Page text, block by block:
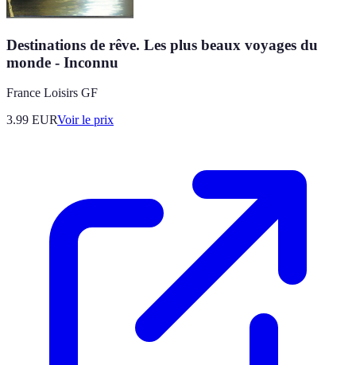
Destinations de rêve. Les plus beaux voyages du
monde - Inconnu
France Loisirs GF
3.99 EURVoir le prix